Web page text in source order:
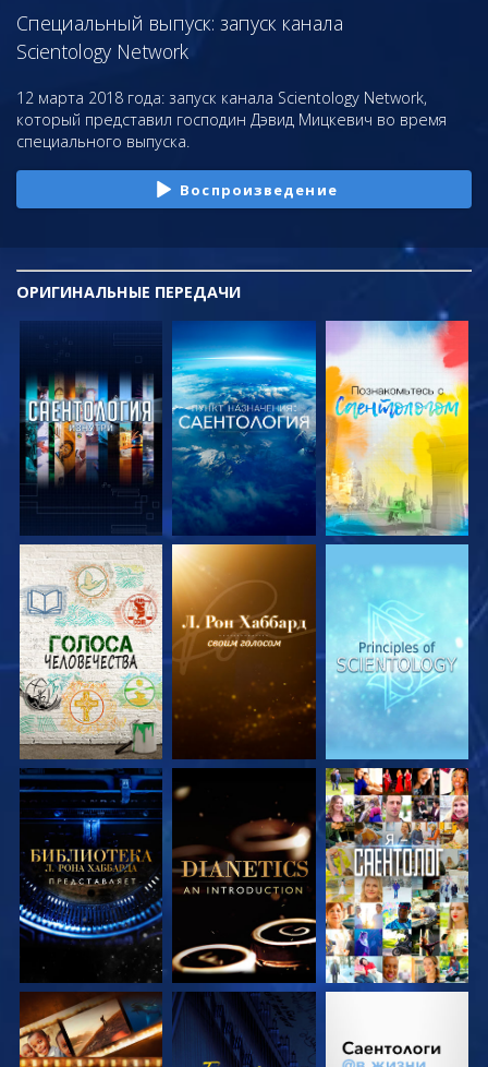
Специальный выпуск: запуск канала
Scientology Network
12 марта 2018 года: запуск канала Scientology Network,
который представил господин Дэвид Мицкевич во время
специального выпуска.
Воспроизведение
ОРИГИНАЛЬНЫЕ ПЕРЕДАЧИ
СМОТРЕТЬ
ПЕРЕДАЧИ
СМОТРЕТЬ
ПЕРЕДАЧИ
СМОТРЕТЬ
ПЕРЕДАЧИ
СМОТРЕТЬ
ПЕРЕДАЧИ
СМОТРЕТЬ
ПЕРЕДАЧИ
СМОТРЕТЬ
СМОТРЕТЬ СМОТРЕТЬ СМОТРЕТЬ